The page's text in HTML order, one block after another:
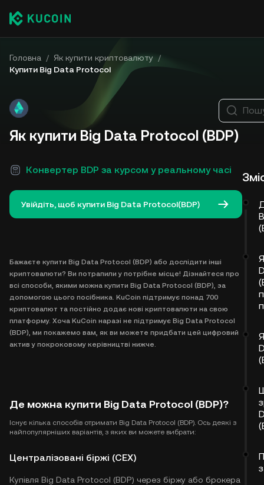
Головна / Як купити криптовалюту /
Купити Big Data Protocol
Як купити Big Data Protocol (BDP)
Конвертер BDP за курсом у реальному часі
Увійдіть, щоб купити Big Data Protocol(BDP)
Бажаєте купити Big Data Protocol (BDP) або дослідити інші
криптовалюти? Ви потрапили у потрібне місце! Дізнайтеся про
всі способи, якими можна купити Big Data Protocol (BDP), за
допомогою цього посібника. KuCoin підтримує понад 700
криптовалют та постійно додає нові криптовалюти на свою
платформу. Хоча KuCoin наразі не підтримує Big Data Protocol
(BDP), ми покажемо вам, як ви можете придбати цей цифровий
актив у покроковому керівництві нижче.
Де можна купити Big Data Protocol (BDP)?
Існує кілька способів отримати Big Data Protocol (BDP). Ось деякі з
найпопулярніших варіантів, з яких ви можете вибрати:
Централізовані біржі (CEX)
Купівля Big Data Protocol (BDP) через біржу або брокера